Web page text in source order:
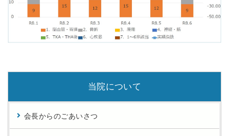
当院について
会長からのごあいさつ